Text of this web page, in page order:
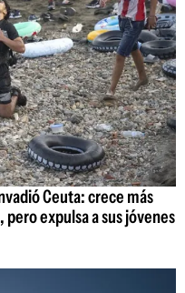
Ceuta: crece más
expulsa a sus jóvenes